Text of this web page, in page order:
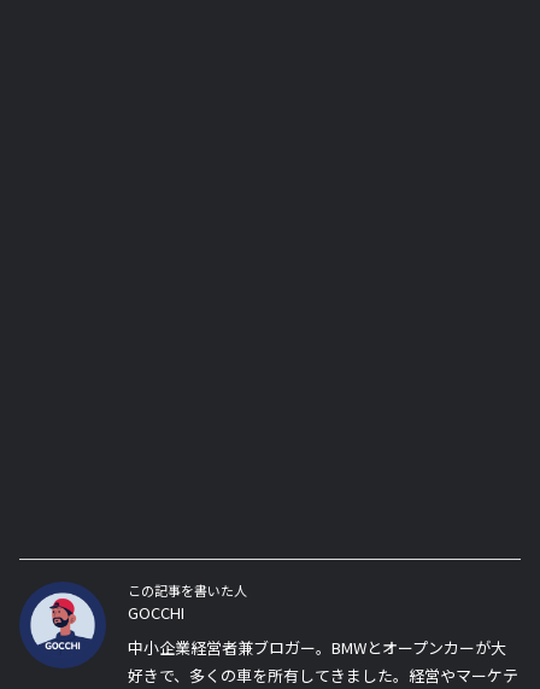
この記事を書いた人
GOCCHI
中小企業経営者兼ブロガー。BMWとオープンカーが大
好きで、多くの車を所有してきました。経営やマーケテ